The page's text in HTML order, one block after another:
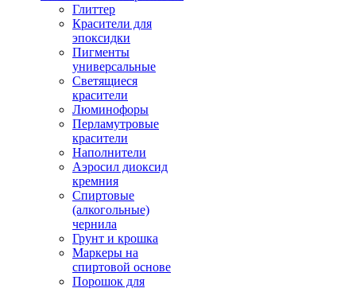
Глиттер
Красители для
эпоксидки
Пигменты
универсальные
Светящиеся
красители
Люминофоры
Перламутровые
красители
Наполнители
Аэросил диоксид
кремния
Спиртовые
(алкогольные)
чернила
Грунт и крошка
Маркеры на
спиртовой основе
Порошок для